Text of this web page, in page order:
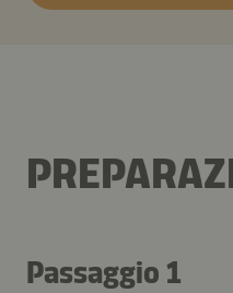
Passaggio 1